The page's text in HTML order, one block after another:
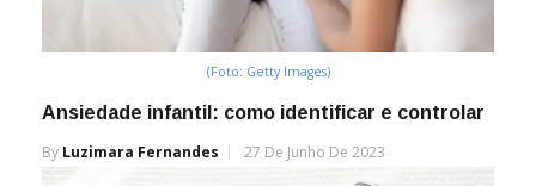
(Foto: Getty Images)
Ansiedade infantil: como identificar e controlar
By Luzimara Fernandes 27 De Junho De 2023